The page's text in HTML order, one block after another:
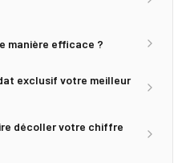
manière efficace ?
exclusif votre meilleur
décoller votre chiffre